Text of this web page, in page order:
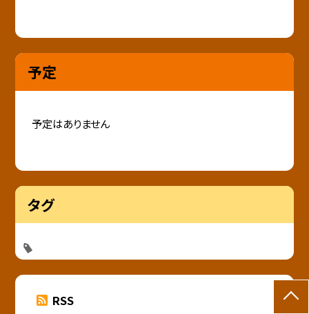
予定
予定はありません
タグ
RSS